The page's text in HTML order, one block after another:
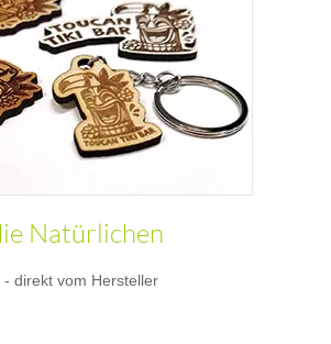
Natürlichen
direkt vom Hersteller